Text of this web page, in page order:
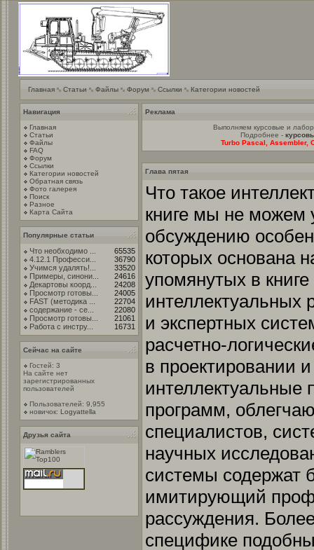
Главная Статьи Файлы Форум Ссылки Категории новостей
Навигация
Главная
Статьи
Файлы
FAQ
Форум
Ссылки
Категории новостей
Обратная связь
Фото галерея
Поиск
Разное
Карта Сайта
Популярные статьи
Что необходимо ...
65535
4.12.1 Професси...
36790
Учимся удалять!...
33520
Примеры, синони...
24616
Декартовы коорд...
24208
Просмотр готовы...
24005
FAST (методика ...
22704
содержание - се...
22080
Просмотр готовы...
21061
Работа с инстру...
16731
Сейчас на сайте
Гостей: 3
На сайте нет
зарегистрированных
пользователей
Пользователей: 9,955
новичок: Logyattella
Друзья сайта
Реклама
Выполняем курсовые и
Подробнее -
Turbo Pascal, Assembler,
Глава пятая
Что такое
книге мы не можем
обсуждению
которых основана
упомянутых в
интеллектуальных
и экспертных
расчетно-
в проектировании
интеллектуальные
программ,
специалистов,
научных
системы содержат
имитирующий
рассуждения.
специфике